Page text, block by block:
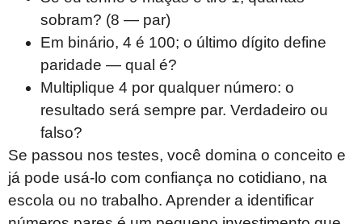
sobram? (8 — par)
Em binário, 4 é 100; o último dígito define
paridade — qual é?
Multiplique 4 por qualquer número: o
resultado será sempre par. Verdadeiro ou
falso?
Se passou nos testes, você domina o conceito e
já pode usá-lo com confiança no cotidiano, na
escola ou no trabalho. Aprender a identificar